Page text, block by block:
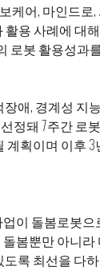
어, 마인드로,
활용 사례에
로봇 활용성과
애, 경계성 지
정돼 7주간 로
계획이며 이후
이 돌봄로봇
돌봄뿐만 아니
록 최선을 다